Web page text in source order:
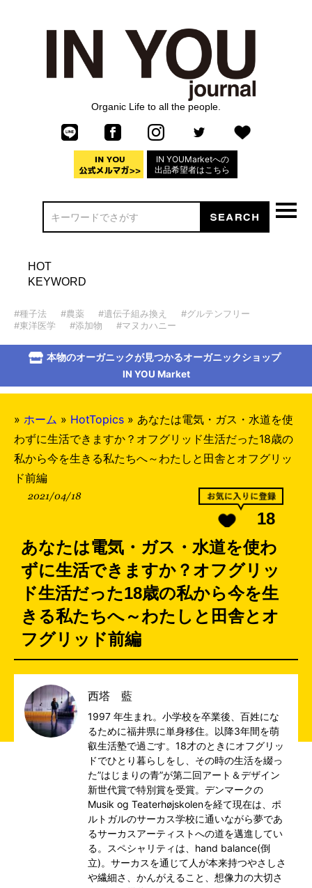
Organic Life to all the people.
IN YOUMarketへの
出品希望者はこちら
HOT
KEYWORD
#種子法 #農薬 #遺伝子組み換え
#グルテンフリー
#東洋医学
#添加物 #マヌカハニー
本物のオーガニックが見つかるオーガニックショップ
IN YOU Market
» ホーム » HotTopics » あなたは電気・ガス・水道を使
わずに生活できますか？オフグリッド生活だった18歳の
私から今を生きる私たちへ～わたしと田舎とオフグリッ
ド前編
2021/04/18
18
あなたは電気・ガス・水道を使わ
ずに生活できますか？オフグリッ
ド生活だった18歳の私から今を生
きる私たちへ～わたしと田舎とオ
フグリッド前編
西塔 藍
1997 年生まれ。小学校を卒業後、百姓にな
るために福井県に単身移住。以降3年間を萌
叡生活塾で過ごす。18才のときにオフグリッ
ドでひとり暮らしをし、その時の生活を綴っ
た”はじまりの青”が第二回アート＆デザイン
新世代賞で特別賞を受賞。デンマークの
Musik og Teaterhøjskolenを経て現在は、ポ
ルトガルのサーカス学校に通いながら夢であ
るサーカスアーティストへの道を邁進してい
る。スペシャリティは、hand balance(倒
立)。サーカスを通じて人が本来持つやさしさ
や繊細さ、かんがえること、想像力の大切さ